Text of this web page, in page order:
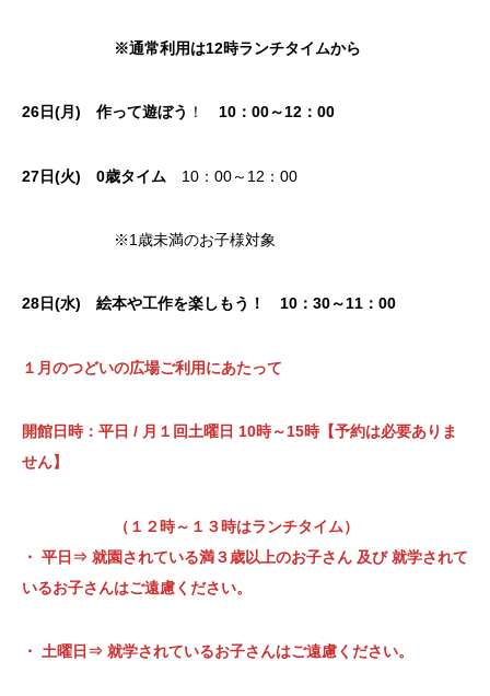
※通常利用は12時ランチタイムから
26日(月) 作って遊ぼう ！ 10：00～12：00
27日(火) 0歳タイム 10：00～12：00
※1歳未満のお子様対象
28日(水) 絵本や工作を楽しもう！ 10：30～11：00
１月のつどいの広場ご利用にあたって
開館日時：平日 / 月１回土曜日 10時～15時 【予約は必要ありま
せん】
（１２時～１３時はランチタイム）
・ 平日⇒ 就園されている満３歳以上のお子さん 及び就学されて
いるお子さんはご遠慮ください。
・ 土曜日⇒ 就学されているお子さんはご遠慮ください。